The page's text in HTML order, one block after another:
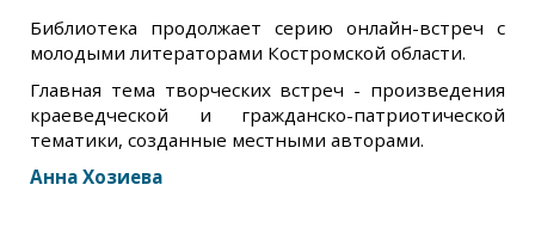
Библиотека продолжает серию онлайн-встреч с
молодыми литераторами Костромской области.
Главная тема творческих встреч - произведения
краеведческой и гражданско-патриотической
тематики, созданные местными авторами.
Анна Хозиева